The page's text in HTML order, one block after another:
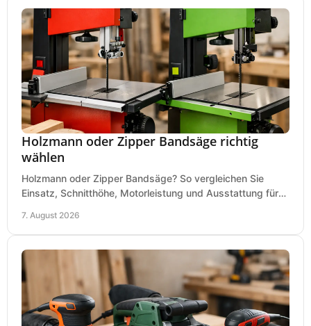
Holzmann oder Zipper Bandsäge richtig
wählen
Holzmann oder Zipper Bandsäge? So vergleichen Sie
Einsatz, Schnitthöhe, Motorleistung und Ausstattung für
7. August 2026